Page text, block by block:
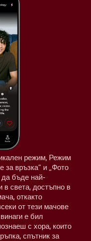
режим, Режим
за връзка“ и „Фото
бъде най-
в света, достъпно в
откакто
от тези мачове
е бил
с хора, които
спътник за